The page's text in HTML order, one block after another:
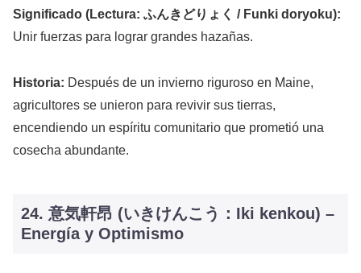
Significado (Lectura: ふんきどりょく / Funki doryoku):
Unir fuerzas para lograr grandes hazañas.
Historia: Después de un invierno riguroso en Maine,
agricultores se unieron para revivir sus tierras,
encendiendo un espíritu comunitario que prometió una
cosecha abundante.
24. 意気軒昂 (いきけんこう：Iki kenkou) –
Energía y Optimismo